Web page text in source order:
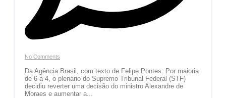
No Comments
Da Agência Brasil, com texto de Felipe Pontes: Por maioria
de 6 a 4, o plenário do Supremo Tribunal Federal (STF)
decidiu reverter uma decisão do ministro Alexandre de
Moraes e aumentar a...